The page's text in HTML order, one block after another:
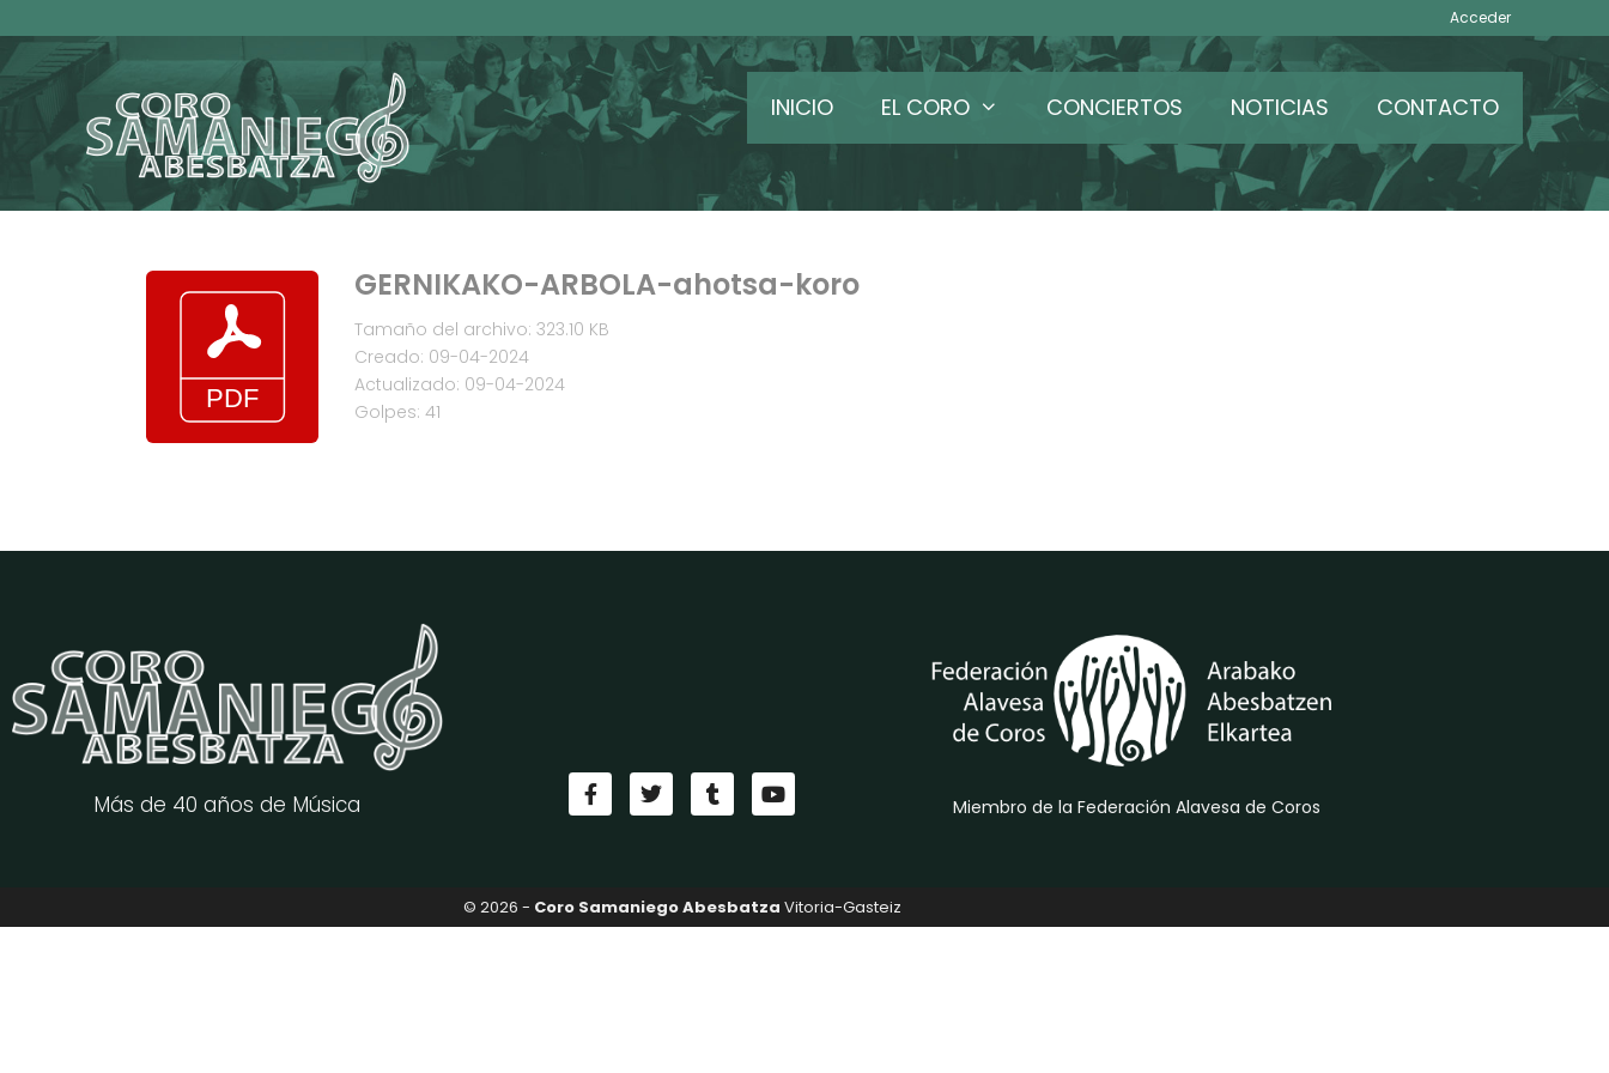
Acceder
INICIO EL CORO CONCIERTOS NOTICIAS CONTACTO
GERNIKAKO-ARBOLA-ahotsa-koro
Tamaño del archivo: 323.10 KB
Creado: 09-04-2024
Actualizado: 09-04-2024
Golpes: 41
Más de 40 años de Música Miembro de la Federación Alavesa de Coros
© 2026 - Coro Samaniego Abesbatza Vitoria-Gasteiz